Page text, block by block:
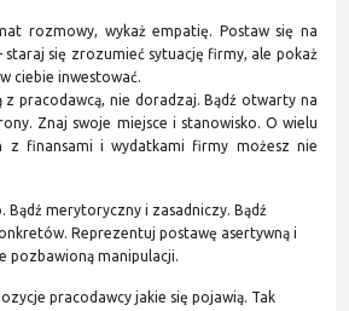
rozmowy, wykaż empatię. Postaw się na
staraj się zrozumieć sytuację firmy, ale pokaż
ciebie inwestować.
z pracodawcą, nie doradzaj. Bądź otwarty na
Znaj swoje miejsce i stanowisko. O wielu
z finansami i wydatkami firmy możesz nie
Bądź merytoryczny i zasadniczy. Bądź
Reprezentuj postawę asertywną i
pozbawioną manipulacji.
pracodawcy jakie się pojawią. Tak